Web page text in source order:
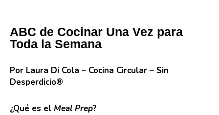
ABC de Cocinar Una Vez para
Toda la Semana
Por Laura Di Cola – Cocina Circular – Sin
Desperdicio®
¿Qué es el Meal Prep?